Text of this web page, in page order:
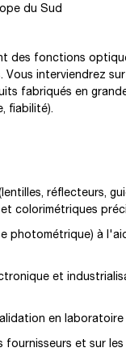
du Sud
des fonctions
interviendrez
fabriqués en
fiabilité).
réflecteurs,
colorimétriques
photométrique) à
et
en laboratoire
et sur